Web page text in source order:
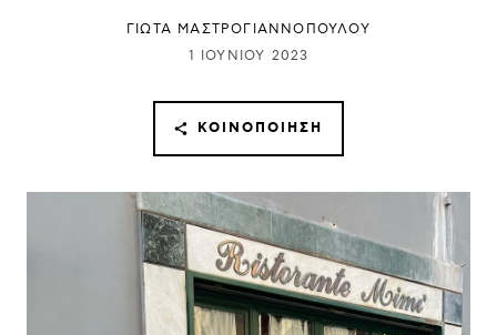
ΓΙΩΤΑ ΜΑΣΤΡΟΓΙΑΝΝΟΠΟΥΛΟΥ
1 ΙΟΥΝΊΟΥ 2023
ΚΟΙΝΟΠΟΊΗΣΗ